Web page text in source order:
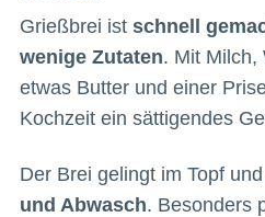
Grießbrei ist schnell
wenige Zutaten. Mit Milch,
etwas Butter und einer
Kochzeit ein sättigendes
Der Brei gelingt im Topf und
und Abwasch. Besonders